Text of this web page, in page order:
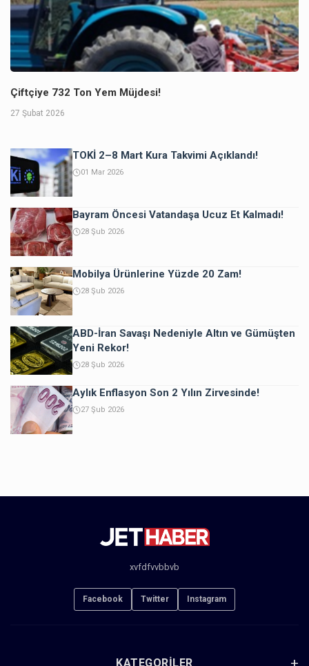
Çiftçiye 732 Ton Yem Müjdesi!
27 Şubat 2026
TOKİ 2–8 Mart Kura Takvimi Açıklandı!
01 Mar 2026
Bayram Öncesi Vatandaşa Ucuz Et Kalmadı!
28 Şub 2026
Mobilya Ürünlerine Yüzde 20 Zam!
28 Şub 2026
ABD-İran Savaşı Nedeniyle Altın ve Gümüşten
Yeni Rekor!
28 Şub 2026
Aylık Enflasyon Son 2 Yılın Zirvesinde!
27 Şub 2026
xvfdfvvbbvb
Facebook Twitter Instagram
KATEGORILER